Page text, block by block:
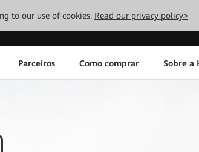
to our use of cookies. Read our privacy policy>
Parceiros Como comprar Sobre a